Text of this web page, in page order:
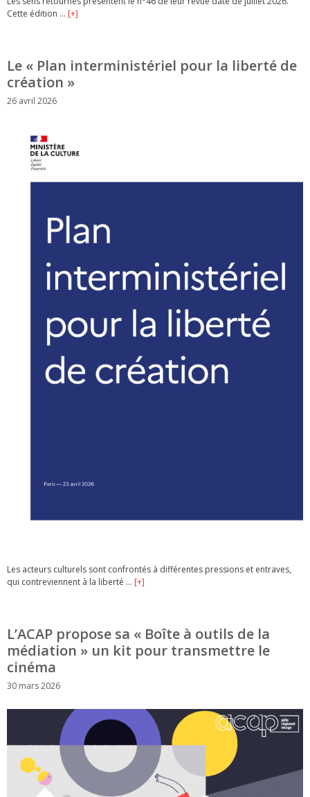
Cette édition … [+]
Le « Plan interministériel pour la liberté de
création »
26 avril 2026
Les acteurs culturels sont confrontés à différentes pressions et entraves,
qui contreviennent à la liberté … [+]
L’ACAP propose sa « Boîte à outils de la
médiation » un kit pour transmettre le
cinéma
30 mars 2026